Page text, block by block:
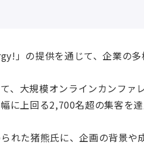
」の提供を通じて、企業の
大規模オンラインカンファ
上回る2,700名超の集客を
れた猪熊氏に、企画の背景や